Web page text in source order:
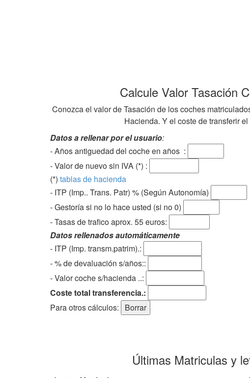
Calcule Valor Tasación
Conozca el valor de Tasación de los coches
Hacienda. Y el coste de transferir
Datos a rellenar por el usuario:
- Años antiguedad del coche en años :
- Valor de nuevo sin IVA (*) :
(*) tablas de hacienda
- ITP (Imp.. Trans. Patr) % (Según Autonomía)
- Gestoría si no lo hace usted (si no 0)
-Tasas de trafico aprox. 55 euros:
Datos rellenados automáticamente
- ITP (Imp. transm.patrim).:
- % de devaluación s/años::
- Valor coche s/hacienda ..:
Coste total transferencia.:
Para otros cálculos:
Últimas Matriculas y